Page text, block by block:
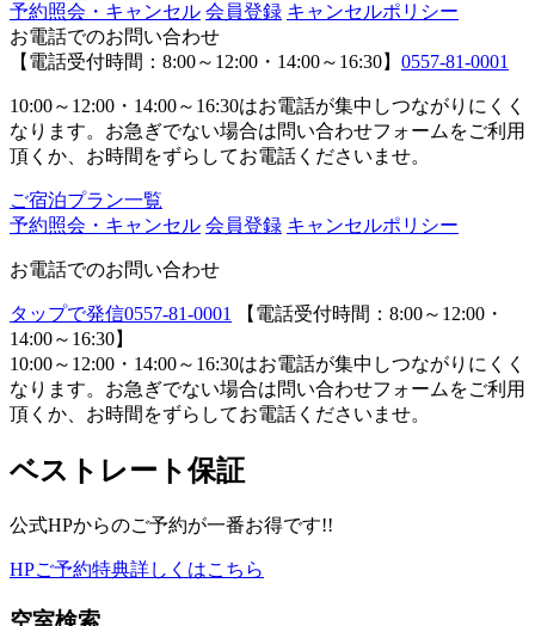
予約照会・キャンセル 会員登録 キャンセルポリシー
お電話でのお問い合わせ
【電話受付時間：8:00～12:00・14:00～16:30】 0557-81-0001
10:00～12:00・14:00～16:30はお電話が集中しつながりにくく
なります。お急ぎでない場合は問い合わせフォームをご利用
頂くか、お時間をずらしてお電話くださいませ。
ご宿泊プラン一覧
予約照会・キャンセル 会員登録 キャンセルポリシー
お電話でのお問い合わせ
タップで発信0557-81-0001
【電話受付時間：8:00～12:00・
14:00～16:30】
10:00～12:00・14:00～16:30はお電話が集中しつながりにくく
なります。お急ぎでない場合は問い合わせフォームをご利用
頂くか、お時間をずらしてお電話くださいませ。
ベストレート保証
公式HPからのご予約が一番お得です!!
HPご予約特典詳しくはこちら
空室検索